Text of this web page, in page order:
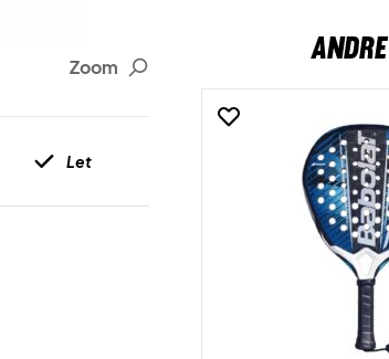
Zoom
Let